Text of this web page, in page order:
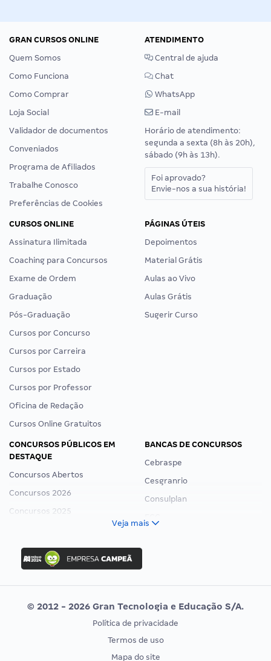
GRAN CURSOS ONLINE
Quem Somos
Como Funciona
Como Comprar
Loja Social
Validador de documentos
Conveniados
Programa de Afiliados
Trabalhe Conosco
Preferências de Cookies
ATENDIMENTO
Central de ajuda
Chat
WhatsApp
E-mail
Horário de atendimento:
segunda a sexta (8h às 20h),
sábado (9h às 13h).
Foi aprovado?
Envie-nos a sua história!
CURSOS ONLINE
Assinatura Ilimitada
Coaching para Concursos
Exame de Ordem
Graduação
Pós-Graduação
Cursos por Concurso
Cursos por Carreira
Cursos por Estado
Cursos por Professor
Oficina de Redação
Cursos Online Gratuitos
PÁGINAS ÚTEIS
Depoimentos
Material Grátis
Aulas ao Vivo
Aulas Grátis
Sugerir Curso
CONCURSOS PÚBLICOS EM
DESTAQUE
Concursos Abertos
Concursos 2026
Concursos 2025
Concurso Ibama
Concurso MPU
Editais publicados
BANCAS DE CONCURSOS
Cebraspe
Cesgranrio
Consulplan
Vunesp
CONCURSOS POR PROFISSÃO
EXAME DE ORDEM
Veja mais
© 2012 - 2026 Gran Tecnologia e Educação S/A.
Política de privacidade
Termos de uso
Mapa do site